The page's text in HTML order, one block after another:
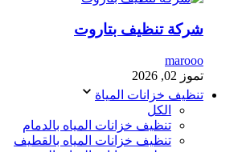
شركة تنظيف بتاروت
marooo
تموز 02, 2026
تنظيف خزانات المياة
الكل
تنظيف خزانات المياه بالدمام
تنظيف خزانات المياه بالقطيف